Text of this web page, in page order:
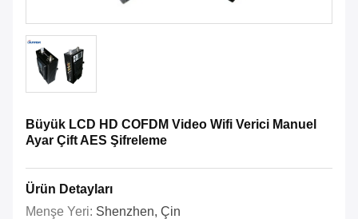
Büyük LCD HD COFDM Video Wifi Verici Manuel
Ayar Çift AES Şifreleme
Ürün Detayları
Menşe Yeri: Shenzhen, Çin